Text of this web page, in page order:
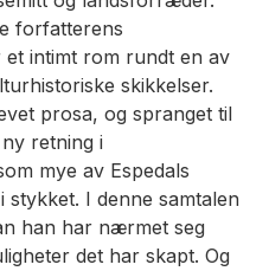
forfatterens
intimt rom rundt en av
skikkelser.
prosa, og spranget til
retning i
mye av Espedals
I denne samtalen
han har nærmet seg
det har skapt. Og